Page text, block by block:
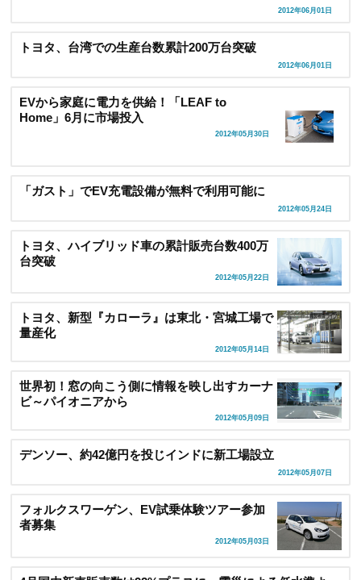
2012年06月01日
トヨタ、台湾での生産台数累計200万台突破
2012年06月01日
EVから家庭に電力を供給！「LEAF to
Home」6月に市場投入
2012年05月30日
「ガスト」でEV充電設備が無料で利用可能に
2012年05月24日
トヨタ、ハイブリッド車の累計販売台数400万
台突破
2012年05月22日
トヨタ、新型『カローラ』は東北・宮城工場で
量産化
2012年05月14日
世界初！窓の向こう側に情報を映し出すカーナ
ビ～パイオニアから
2012年05月09日
デンソー、約42億円を投じインドに新工場設立
2012年05月07日
フォルクスワーゲン、EV試乗体験ツアー参加
者募集
2012年05月03日